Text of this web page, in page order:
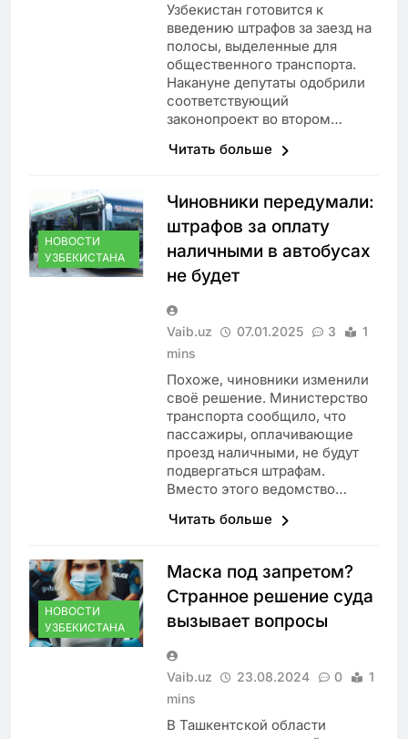
Узбекистан готовится к
введению штрафов за заезд на
полосы, выделенные для
общественного транспорта.
Накануне депутаты одобрили
соответствующий
законопроект во втором…
Читать больше
НОВОСТИ
УЗБЕКИСТАНА
Чиновники передумали:
штрафов за оплату
наличными в автобусах
не будет
Vaib.uz 07.01.2025 3
1
mins
Похоже, чиновники изменили
своё решение. Министерство
транспорта сообщило, что
пассажиры, оплачивающие
проезд наличными, не будут
подвергаться штрафам.
Вместо этого ведомство…
Читать больше
НОВОСТИ
УЗБЕКИСТАНА
Маска под запретом?
Странное решение суда
вызывает вопросы
Vaib.uz 23.08.2024 0
1
mins
В Ташкентской области